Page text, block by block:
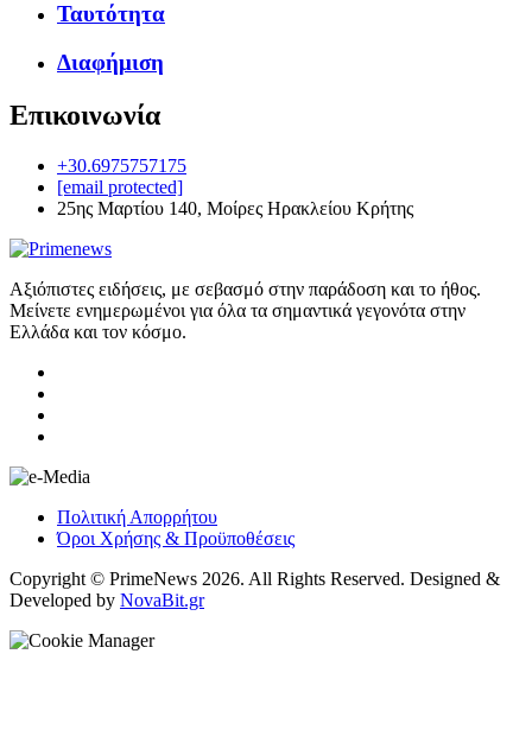
Ταυτότητα
Διαφήμιση
Επικοινωνία
+30.6975757175
[email protected]
25ης Μαρτίου 140, Μοίρες Ηρακλείου Κρήτης
Αξιόπιστες ειδήσεις, με σεβασμό στην παράδοση και το ήθος.
Μείνετε ενημερωμένοι για όλα τα σημαντικά γεγονότα στην
Ελλάδα και τον κόσμο.
Πολιτική Απορρήτου
Όροι Χρήσης & Προϋποθέσεις
Copyright © PrimeNews 2026. All Rights Reserved. Designed &
Developed by NovaBit.gr